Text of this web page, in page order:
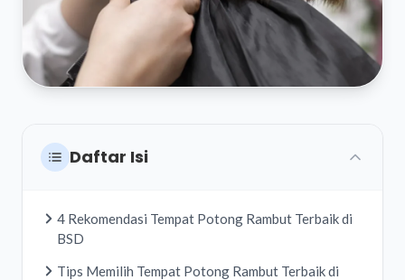
Daftar Isi
4 Rekomendasi Tempat Potong Rambut Terbaik di
BSD
Tips Memilih Tempat Potong Rambut Terbaik di